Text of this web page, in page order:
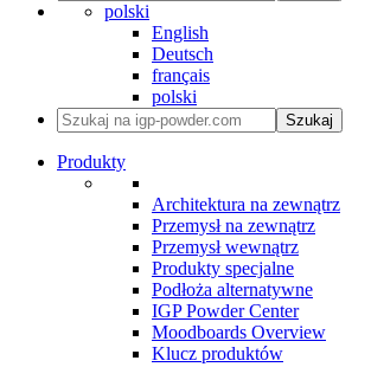
polski
English
Deutsch
français
polski
Szukaj
Produkty
Architektura na zewnątrz
Przemysł na zewnątrz
Przemysł wewnątrz
Produkty specjalne
Podłoża alternatywne
IGP Powder Center
Moodboards Overview
Klucz produktów